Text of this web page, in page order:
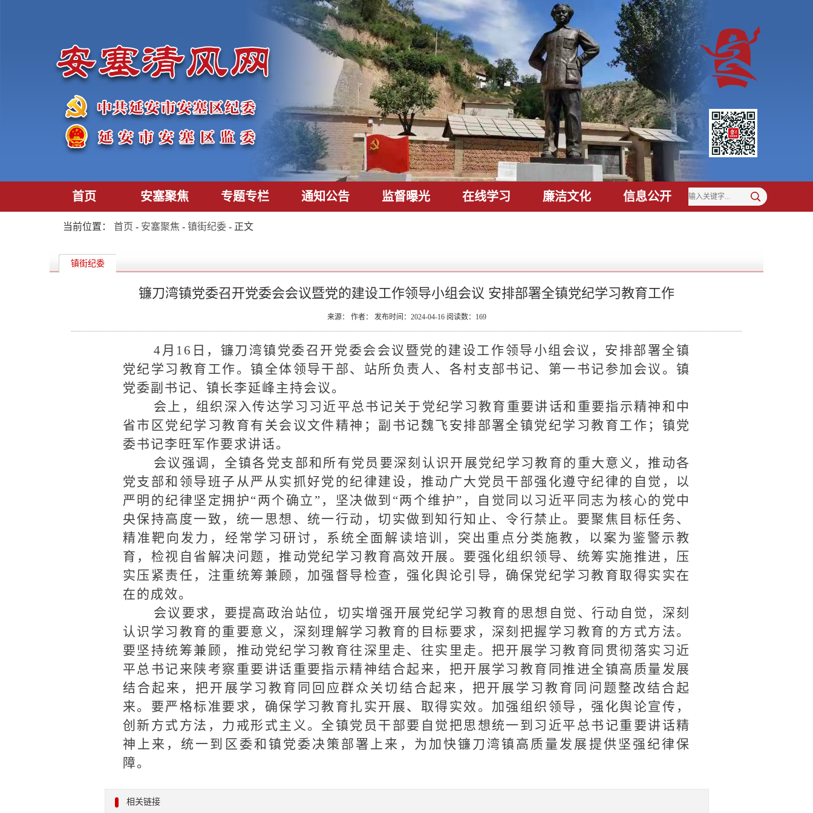
首页 安塞聚焦 专题专栏 通知公告 监督曝光 在线学习 廉洁文化 信息公开
当前位置： 首页 - 安塞聚焦 - 镇街纪委 - 正文
镇街纪委
镰刀湾镇党委召开党委会会议暨党的建设工作领导小组会议 安排部署全镇党纪学习教育工作
来源： 作者： 发布时间：2024-04-16 阅读数： 169
4月 16日，镰刀湾镇党委召开党委会会议暨党的建设工作领导小组会议，安排部署全镇
党纪学习教育工作。镇全体领导干部、站所负责人、各村支部书记、第一书记参加会议。镇
党委副书记、镇长李延峰主持会议。
会上，组织深入传达学习习近平总书记关于党纪学习教育重要讲话和重要指示精神和中
省市区党纪学习教育有关会议文件精神；副书记魏飞安排部署全镇党纪学习教育工作；镇党
委书记李旺军作要求讲话。
会议强调，全镇各党支部和所有党员要深刻认识开展党纪学习教育的重大意义，推动各
党支部和领导班子从严从实抓好党的纪律建设，推动广大党员干部强化遵守纪律的自觉，以
严明的纪律坚定拥护“两个确立”，坚决做到“两个维护”，自觉同以习近平同志为核心的党中
央保持高度一致，统一思想、统一行动，切实做到知行知止、令行禁止。要聚焦目标任务、
精准靶向发力，经常学习研讨，系统全面解读培训，突出重点分类施教，以案为鉴警示教
育，检视自省解决问题，推动党纪学习教育高效开展。要强化组织领导、统筹实施推进，压
实压紧责任，注重统筹兼顾，加强督导检查，强化舆论引导，确保党纪学习教育取得实实在
在的成效。
会议要求，要提高政治站位，切实增强开展党纪学习教育的思想自觉、行动自觉，深刻
认识学习教育的重要意义，深刻理解学习教育的目标要求，深刻把握学习教育的方式方法。
要坚持统筹兼顾，推动党纪学习教育往深里走、往实里走。把开展学习教育同贯彻落实习近
平总书记来陕考察重要讲话重要指示精神结合起来，把开展学习教育同推进全镇高质量发展
结合起来，把开展学习教育同回应群众关切结合起来，把开展学习教育同问题整改结合起
来。要严格标准要求，确保学习教育扎实开展、取得实效。加强组织领导，强化舆论宣传，
创新方式方法，力戒形式主义。全镇党员干部要自觉把思想统一到习近平总书记重要讲话精
神上来，统一到区委和镇党委决策部署上来，为加快镰刀湾镇高质量发展提供坚强纪律保
障。
相关链接